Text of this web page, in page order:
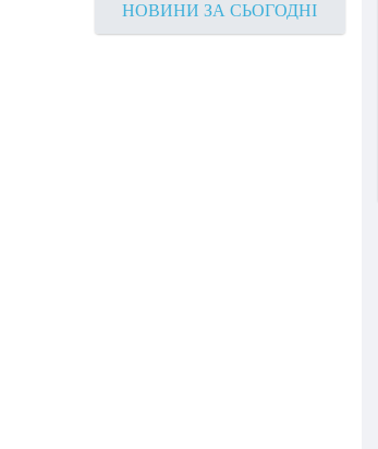
НОВИНИ ЗА СЬОГОДНІ